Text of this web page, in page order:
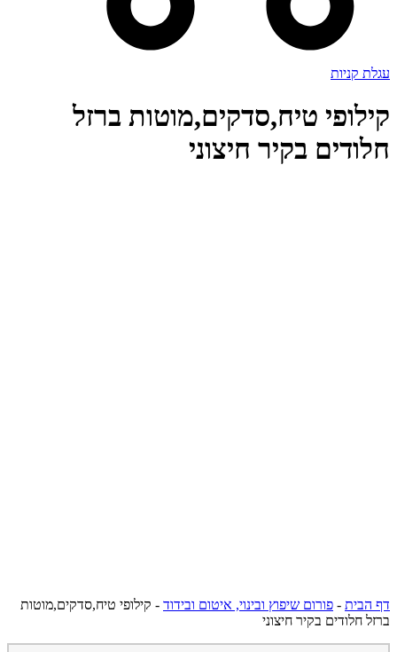
עגלת קניות
קילופי טיח,סדקים,מוטות ברזל
חלודים בקיר חיצוני
דף הבית - פורום שיפוץ ובינוי, איטום ובידוד - קילופי טיח,סדקים,מוטות
ברזל חלודים בקיר חיצוני